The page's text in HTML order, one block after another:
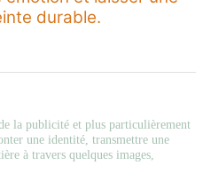
durable.
la publicité et plus particulièrement
une identité, transmettre une
à travers quelques images,